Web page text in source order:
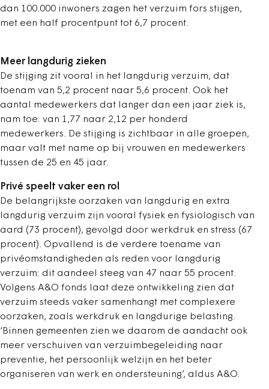
dan 100.000 inwoners zagen het verzuim fors stijgen,
met een half procentpunt tot 6,7 procent.
Meer langdurig zieken
De stijging zit vooral in het langdurig verzuim, dat
toenam van 5,2 procent naar 5,6 procent. Ook het
aantal medewerkers dat langer dan een jaar ziek is,
nam toe: van 1,77 naar 2,12 per honderd
medewerkers. De stijging is zichtbaar in alle groepen,
maar valt met name op bij vrouwen en medewerkers
tussen de 25 en 45 jaar.
Privé speelt vaker een rol
De belangrijkste oorzaken van langdurig en extra
langdurig verzuim zijn vooral fysiek en fysiologisch van
aard (73 procent), gevolgd door werkdruk en stress (67
procent). Opvallend is de verdere toename van
privéomstandigheden als reden voor langdurig
verzuim: dit aandeel steeg van 47 naar 55 procent.
Volgens A&O fonds laat deze ontwikkeling zien dat
verzuim steeds vaker samenhangt met complexere
oorzaken, zoals werkdruk en langdurige belasting.
‘Binnen gemeenten zien we daarom de aandacht ook
meer verschuiven van verzuimbegeleiding naar
preventie, het persoonlijk welzijn en het beter
organiseren van werk en ondersteuning’, aldus A&O.